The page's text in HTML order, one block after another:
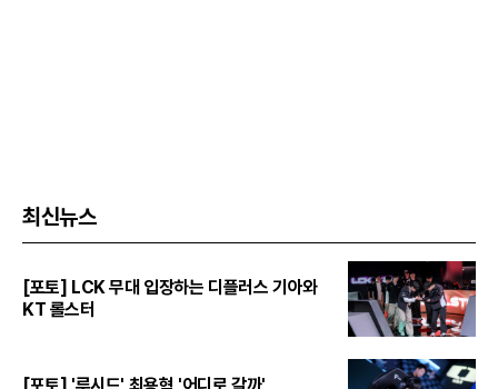
최신뉴스
[포토] LCK 무대 입장하는 디플러스 기아와
KT 롤스터
[포토] '루시드' 최용혁 '어디로 갈까'